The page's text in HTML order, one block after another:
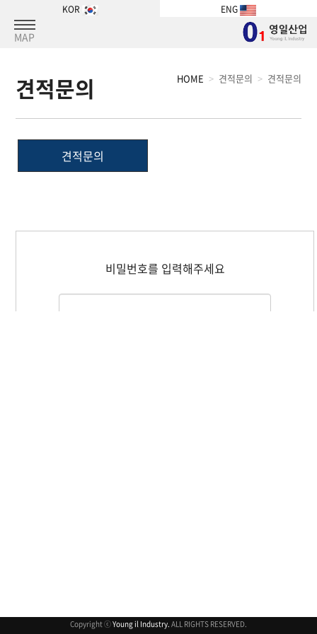
MAP
KOR ENG
Copyright ⓒYoung il Industry. ALL RIGHTS RESERVED.
견적문의 HOME 견적문의 견적문의
견적문의
비밀번호를 입력해주세요